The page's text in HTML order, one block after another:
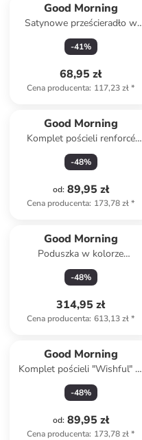
Good Morning
Satynowe prześcieradło w
kolorze oliwkowym na gumce
-41%
68,95 zł
Cena producenta: 117,23 zł*
Good Morning
Komplet pościeli renforcé
"Simo" w kolorze beżowo-
czarnym
-48%
od: 89,95 zł
Cena producenta: 173,78 zł*
Good Morning
Poduszka w kolorze
kremowym
-48%
314,95 zł
Cena producenta: 613,13 zł*
Good Morning
Komplet pościeli "Wishful" w
kolorze błękitnym
-48%
od: 89,95 zł
Cena producenta: 173,78 zł*